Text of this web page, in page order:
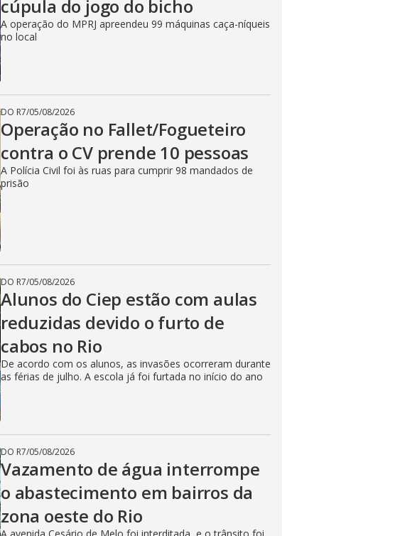
cúpula do jogo do bicho
A operação do MPRJ apreendeu 99 máquinas caça-níqueis
no local
DO R7/05/08/2026
Operação no Fallet/Fogueteiro
contra o CV prende 10 pessoas
A Polícia Civil foi às ruas para cumprir 98 mandados de
prisão
DO R7/05/08/2026
Alunos do Ciep estão com aulas
reduzidas devido o furto de
cabos no Rio
De acordo com os alunos, as invasões ocorreram durante
as férias de julho. A escola já foi furtada no início do ano
DO R7/05/08/2026
Vazamento de água interrompe
o abastecimento em bairros da
zona oeste do Rio